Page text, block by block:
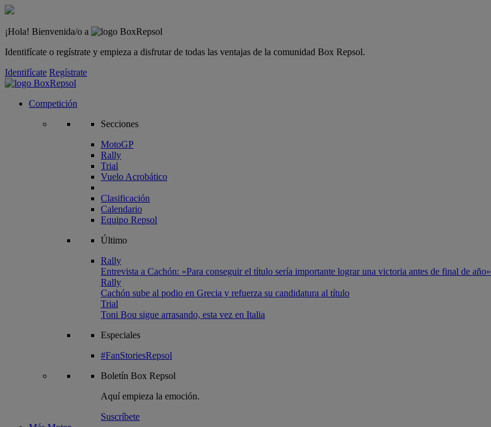
¡Hola! Bienvenida/o a
Identifícate o regístrate y empieza a disfrutar de todas las ventajas de la comunidad Box Repsol.
Identifícate Regístrate
Competición
Secciones
MotoGP
Rally
Trial
Vuelo Acrobático
Clasificación
Calendario
Equipo Repsol
Último
Rally
Entrevista a Cachón: «Para conseguir el título sería importante lograr una victoria antes de final de año»
Rally
Cachón sube al podio en Grecia y refuerza su candidatura al título
Trial
Toni Bou sigue arrasando, esta vez en Italia
Especiales
#FanStoriesRepsol
Boletín Box Repsol
Aquí empieza la emoción.
Suscríbete